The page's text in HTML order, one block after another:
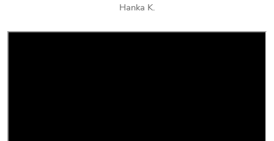
Hanka K.